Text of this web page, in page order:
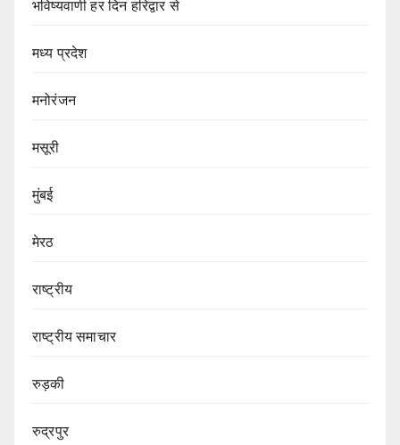
भविष्यवाणी हर दिन हरिद्वार से
मध्य प्रदेश
मनोरंजन
मसूरी
मुंबई
मेरठ
राष्ट्रीय
राष्ट्रीय समाचार
रुड़की
रुद्रपुर